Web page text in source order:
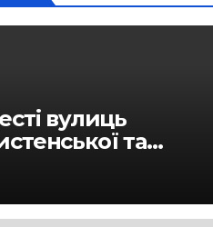
вулиць
та
просів асфальт